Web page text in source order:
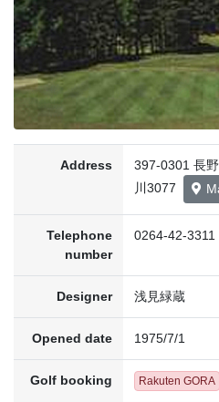
Address
397-0301 長
川3077
Telephone
number
0264-42-3311
Designer 浅見緑蔵
Opened date 1975/7/1
Golf booking Rakuten GORA